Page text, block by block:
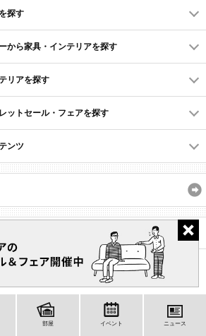
探す
から家具・インテリアを探す
リアを探す
ットセール・フェアを探す
ンツ
部屋 イベント ニュース
プライバシーポリシー